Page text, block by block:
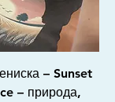
– Sunset
– природа,